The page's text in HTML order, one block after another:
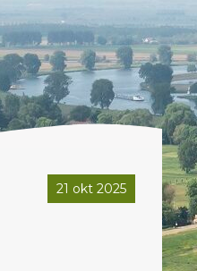
21 okt 2025